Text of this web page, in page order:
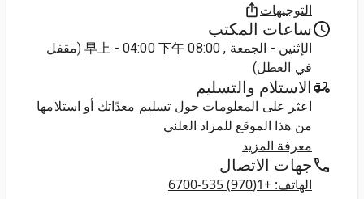
التوجيهات
ساعات المكتب
الإثنين - الجمعة , 08:00 早上 - 04:00 下午 (مقفل
في العطل)
الاستلام والتسليم
اعثر على المعلومات حول تسليم معدّاتك أو استلامها
من هذا الموقع للمزاد العلني
معرفة المزيد
جهات الاتصال
الهاتف: +1(970) 535-6700